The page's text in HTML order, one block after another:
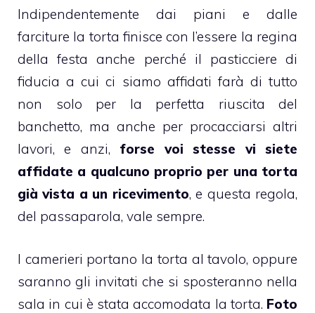
Indipendentemente dai piani e dalle
farciture la torta finisce con l’essere la regina
della festa anche perché il pasticciere di
fiducia a cui ci siamo affidati farà di tutto
non solo per la perfetta riuscita del
banchetto, ma anche per procacciarsi altri
lavori, e anzi, forse voi stesse vi siete
affidate a qualcuno proprio per una torta
già vista a un ricevimento, e questa regola,
del passaparola, vale sempre.
I camerieri portano la torta al tavolo, oppure
saranno gli invitati che si sposteranno nella
sala in cui è stata accomodata la torta. Foto